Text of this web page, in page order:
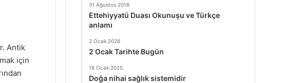
Antik
için
31 Ağustos 2018
Ettehiyyatü Duası Okunuşu ve Türkçe
anlamı
2 Ocak 2026
2 Ocak Tarihte Bugün
18 Ocak 2025
Doğa nihai sağlık sistemidir